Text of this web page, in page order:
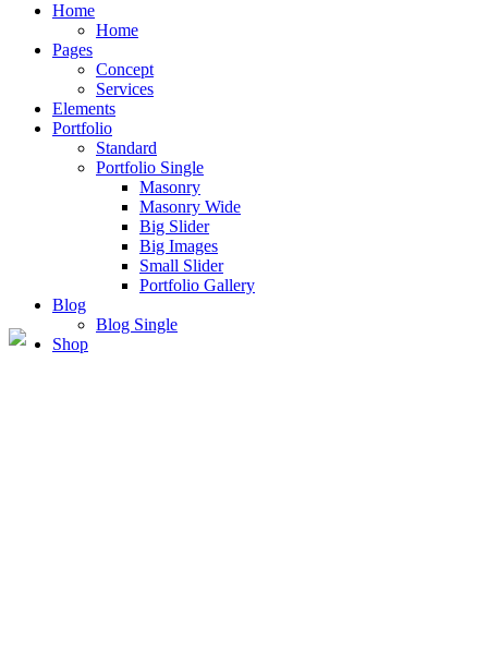
Home
Home
Pages
Concept
Services
Elements
Portfolio
Standard
Portfolio Single
Masonry
Masonry Wide
Big Slider
Big Images
Small Slider
Portfolio Gallery
Blog
Blog Single
Shop